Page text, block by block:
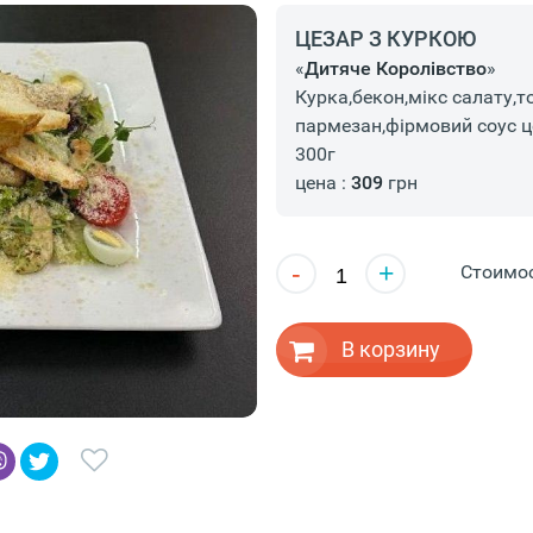
ЦЕЗАР З КУРКОЮ
«Дитяче Королівство»
Курка,бекон,мікс
пармезан,фірмовий соус
300г
цена : 309грн
- +
В корзину